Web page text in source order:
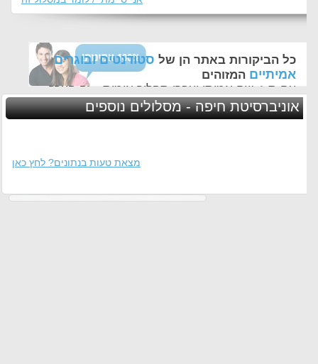
כל הביקורות באתר הן של סטודנטים ובוגרים
אמיתיים המזוהים
עם ת.ז, שם אמיתי ועברו תהליך אימות - זה הערך
החשוב לנו ביותר באתר
אוניברסיטת חיפה - מסלולים נוספים
מצאת טעות בנתונים? לחץ כאן